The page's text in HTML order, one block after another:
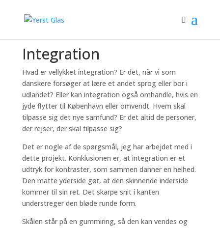
Integration
Hvad er vellykket integration? Er det, når vi som
danskere forsøger at lære et andet sprog eller bor i
udlandet? Eller kan integration også omhandle, hvis en
jyde flytter til København eller omvendt. Hvem skal
tilpasse sig det nye samfund? Er det altid de personer,
der rejser, der skal tilpasse sig?
Det er nogle af de spørgsmål, jeg har arbejdet med i
dette projekt. Konklusionen er, at integration er et
udtryk for kontraster, som sammen danner en helhed.
Den matte yderside gør, at den skinnende inderside
kommer til sin ret. Det skarpe snit i kanten
understreger den bløde runde form.
Skålen står på en gummiring, så den kan vendes og